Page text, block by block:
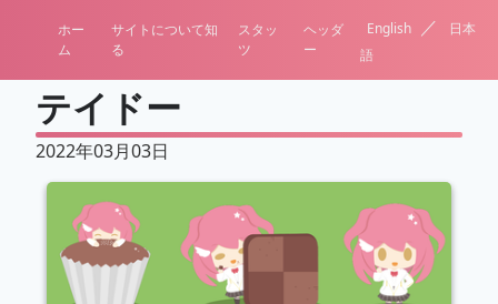
ホー
ム
サイトについて知
る
スタッ
ツ
ヘッダ
ー
English ／
日本
語
テイドー
2022年03月03日